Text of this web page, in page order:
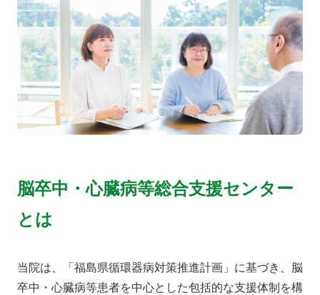
寄附 お問い合わせ
脳卒中・心臓病等総合支援センター
とは
当院は、「福島県循環器病対策推進計画」に基づき、脳
卒中・心臓病等患者を中心とした包括的な支援体制を構